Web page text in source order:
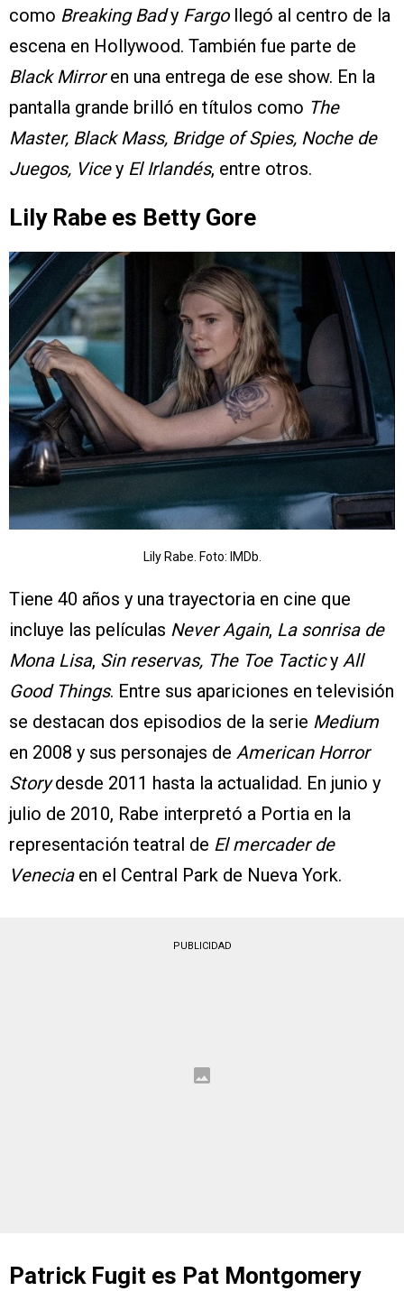
como Breaking Bady Fargo llegó al centro de la
escena en Hollywood. También fue parte de
Black Mirroren una entrega de ese show. En la
pantalla grande brilló en títulos como The
Master, Black Mass, Bridge of Spies, Noche de
Juegos, Vicey El Irlandés, entre otros.
Lily Rabe es Betty Gore
Lily Rabe. Foto: IMDb.
Tiene 40 años y una trayectoria en cine que
incluye las películas Never Again, La sonrisa de
Mona Lisa, Sin reservas, The Toe Tacticy All
Good Things. Entre sus apariciones en televisión
se destacan dos episodios de la serie Medium
en 2008 y sus personajes de American Horror
Storydesde 2011 hasta la actualidad. En junio y
julio de 2010, Rabe interpretó a Portia en la
representación teatral de El mercader de
Veneciaen el Central Park de Nueva York.
PUBLICIDAD
Patrick Fugit es Pat Montgomery